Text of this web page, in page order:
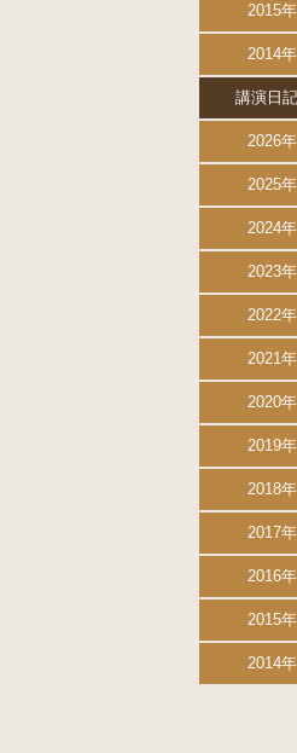
2015
2014
講演日記
2026
2025
2024
2023
2022
2021
2020
2019
2018
2017
2016
2015
2014